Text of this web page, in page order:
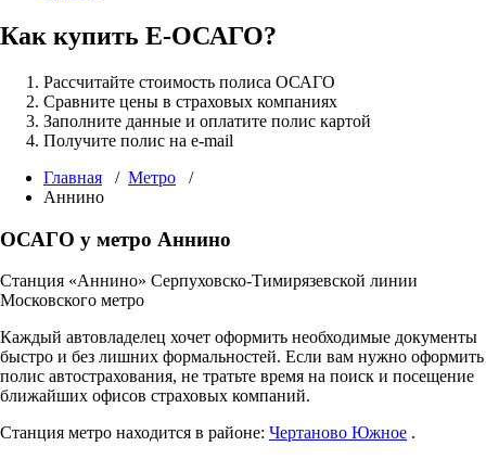
Как купить Е-ОСАГО?
Рассчитайте стоимость полиса ОСАГО
Сравните цены в страховых компаниях
Заполните данные и оплатите полис картой
Получите полис на e-mail
Главная / Метро /
Аннино
ОСАГО у метро Аннино
Станция «Аннино» Серпуховско-Тимирязевской линии
Московского метро
Каждый автовладелец хочет оформить необходимые документы
быстро и без лишних формальностей. Если вам нужно оформить
полис автострахования, не тратьте время на поиск и посещение
ближайших офисов страховых компаний.
Станция метро находится в районе: Чертаново Южное .